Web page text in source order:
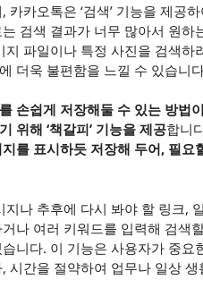
카오톡은 ‘검색’ 기능을 제공
검색 결과가 너무 많아서 원하
파일이나 특정 사진을 검색하
더욱 불편함을 느낄 수 있습니
손쉽게 저장해둘 수 있는 방법
위해 ‘책갈피’ 기능을 제공합니
를 표시하듯 저장해 두어, 필요
나 추후에 다시 봐야 할 링크,
나 여러 키워드를 입력해 검색
니다. 이 기능은 사용자가 중요
시간을 절약하여 업무나 일상